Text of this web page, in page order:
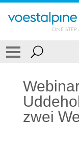
zwei